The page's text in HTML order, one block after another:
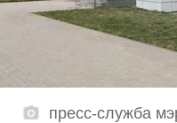
пресс-служба